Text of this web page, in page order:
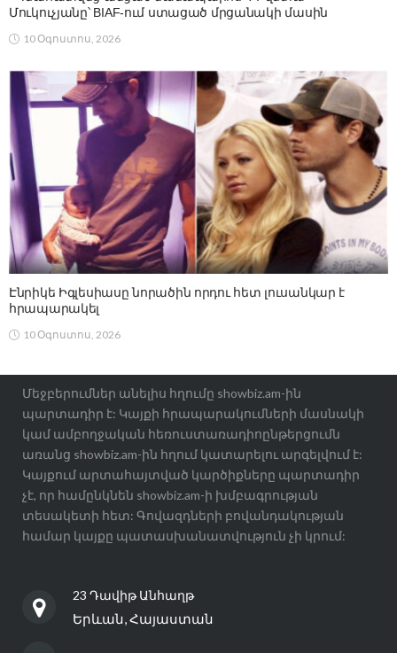
Մուկուչյանը՝ BIAF-ում ստացած մրցանակի մասին
10 Օգոստոս, 2026
Էնրիկե Իգլեսիասը նորածին որդու հետ լուսանկար է
հրապարակել
10 Օգոստոս, 2026
Մեջբերումներ անելիս հղումը showbiz.am-ին
պարտադիր է: Կայքի հրապարակումների մասնակի
կամ ամբողջական հեռուստառադիոընթերցումն
առանց showbiz.am-ին հղում կատարելու արգելվում է:
Կայքում արտահայտված կարծիքները պարտադիր
չէ, որ համընկնեն showbiz.am-ի խմբագրության
տեսակետի հետ: Գովազդների բովանդակության
համար կայքը պատասխանատվություն չի կրում:
23 Դավիթ Անհաղթ
Երևան, Հայաստան